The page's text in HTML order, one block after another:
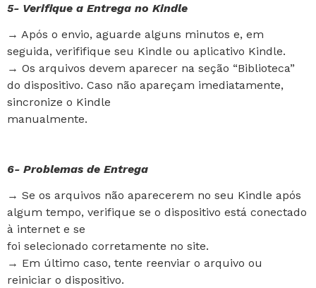
5- Verifique a Entrega no Kindle
→ Após o envio, aguarde alguns minutos e, em
seguida, verififique seu Kindle ou aplicativo Kindle.
→ Os arquivos devem aparecer na seção “Biblioteca”
do dispositivo. Caso não apareçam imediatamente,
sincronize o Kindle
manualmente.
6- Problemas de Entrega
→ Se os arquivos não aparecerem no seu Kindle após
algum tempo, verifique se o dispositivo está conectado
à internet e se
foi selecionado corretamente no site.
→ Em último caso, tente reenviar o arquivo ou
reiniciar o dispositivo.